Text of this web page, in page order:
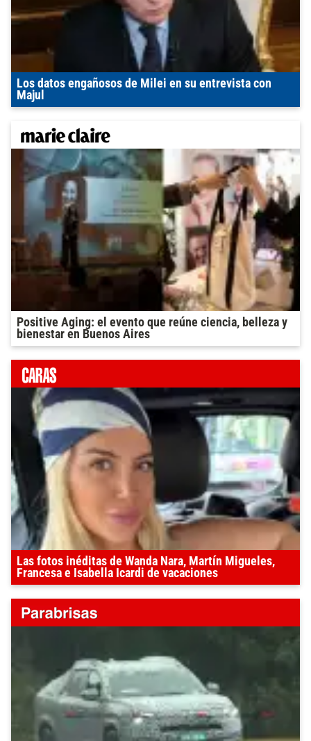
Los datos engañosos de Milei en su entrevista con
Majul
Positive Aging: el evento que reúne ciencia, belleza y
bienestar en Buenos Aires
Las fotos inéditas de Wanda Nara, Martín Migueles,
Francesa e Isabella Icardi de vacaciones